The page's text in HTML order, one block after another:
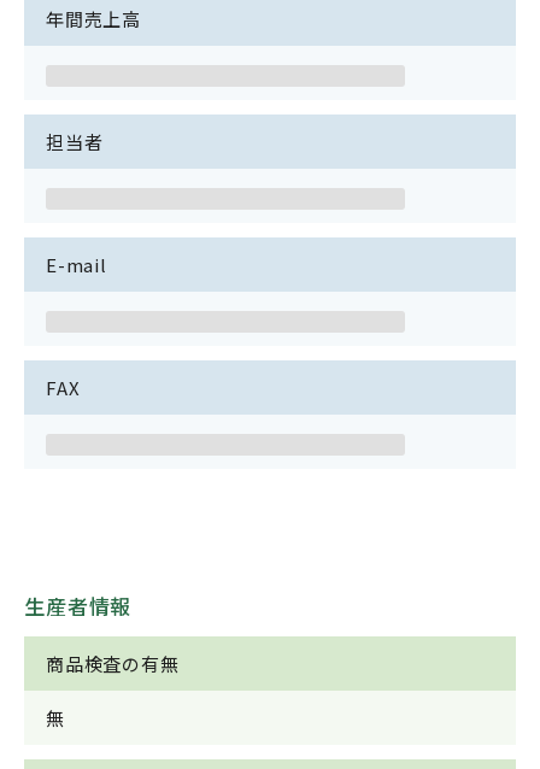
年間売上高
担当者
E-mail
FAX
生産者情報
商品検査の有無
無